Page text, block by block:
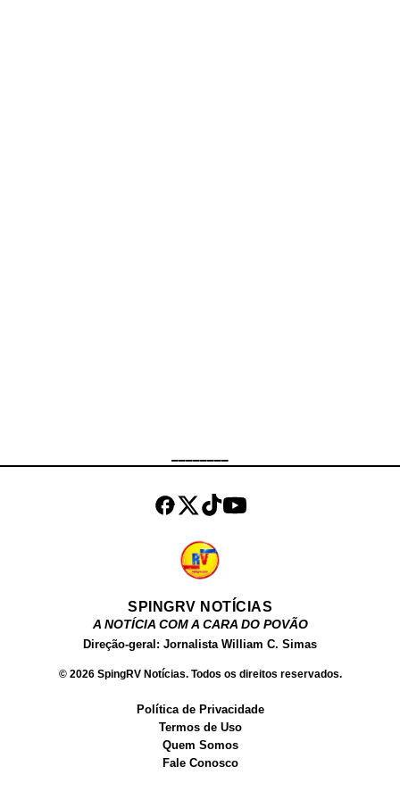
com a corporação, os suspeitos
efetuaram disparos contra a equipe
e fugiram, dando início a uma
SPINGRV NOTÍCIAS
A NOTÍCIA COM A CARA DO POVÃO
Direção-geral: Jornalista William C. Simas
© 2026 SpingRV Notícias. Todos os direitos reservados.
Política de Privacidade
Termos de Uso
Quem Somos
Fale Conosco